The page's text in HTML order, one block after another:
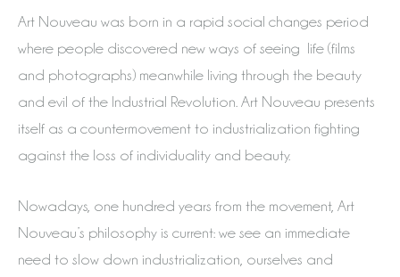
Art Nouveau was born in a rapid social changes period
where people discovered new ways of seeing life (films
and photographs) meanwhile living through the beauty
and evil of the Industrial Revolution. Art Nouveau presents
itself as a countermovement to industrialization fighting
against the loss of individuality and beauty.
Nowadays, one hundred years from the movement, Art
Nouveau’s philosophy is current: we see an immediate
need to slow down industrialization, ourselves and